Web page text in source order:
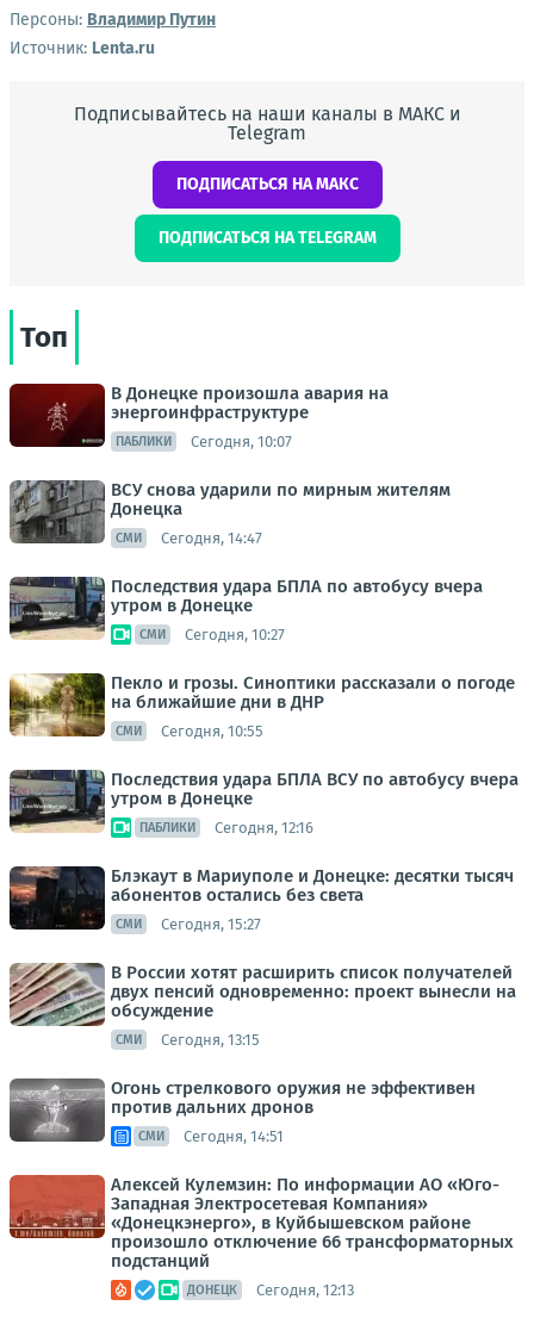
Персоны: Владимир Путин
Источник: Lenta.ru
Подписывайтесь на наши каналы в МАКС и
Telegram
ПОДПИСАТЬСЯ НА МАКС
ПОДПИСАТЬСЯ НА TELEGRAM
Топ
В Донецке произошла авария на
энергоинфраструктуре
ПАБЛИКИ Сегодня, 10:07
ВСУ снова ударили по мирным жителям
Донецка
СМИ Сегодня, 14:47
Последствия удара БПЛА по автобусу вчера
утром в Донецке
СМИ Сегодня, 10:27
Пекло и грозы. Синоптики рассказали о погоде
на ближайшие дни в ДНР
СМИ Сегодня, 10:55
Последствия удара БПЛА ВСУ по автобусу вчера
утром в Донецке
ПАБЛИКИ Сегодня, 12:16
Блэкаут в Мариуполе и Донецке: десятки тысяч
абонентов остались без света
СМИ Сегодня, 15:27
В России хотят расширить список получателей
двух пенсий одновременно: проект вынесли на
обсуждение
СМИ Сегодня, 13:15
Огонь стрелкового оружия не эффективен
против дальних дронов
СМИ Сегодня, 14:51
Алексей Кулемзин: По информации АО «Юго-
Западная Электросетевая Компания»
«Донецкэнерго», в Куйбышевском районе
произошло отключение 66 трансформаторных
подстанций
ДОНЕЦК Сегодня, 12:13